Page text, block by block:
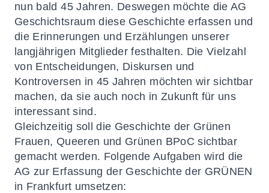
nun bald 45 Jahren. Deswegen möchte die AG
Geschichtsraum diese Geschichte erfassen und
die Erinnerungen und Erzählungen unserer
langjährigen Mitglieder festhalten. Die Vielzahl
von Entscheidungen, Diskursen und
Kontroversen in 45 Jahren möchten wir sichtbar
machen, da sie auch noch in Zukunft für uns
interessant sind.
Gleichzeitig soll die Geschichte der Grünen
Frauen, Queeren und Grünen BPoC sichtbar
gemacht werden. Folgende Aufgaben wird die
AG zur Erfassung der Geschichte der GRÜNEN
in Frankfurt umsetzen: